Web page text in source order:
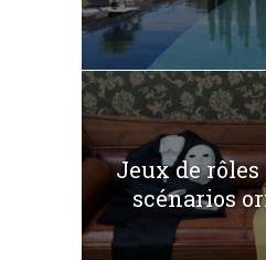
Jeux de rôles
scénarios